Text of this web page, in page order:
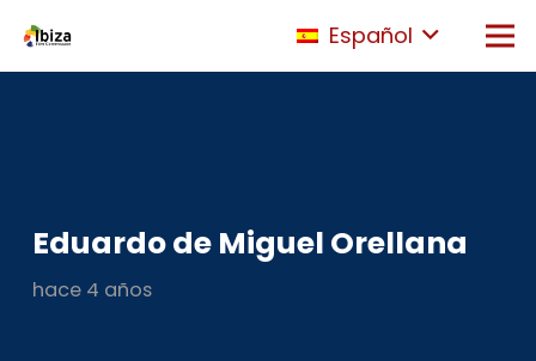
Español
Eduardo de Miguel Orellana
hace 4 años